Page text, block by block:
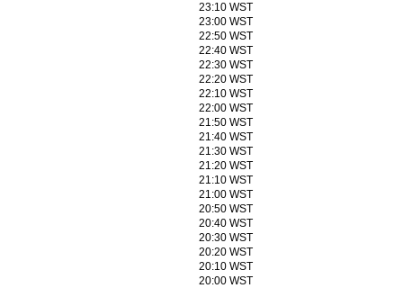
23:10 WST
23:00 WST
22:50 WST
22:40 WST
22:30 WST
22:20 WST
22:10 WST
22:00 WST
21:50 WST
21:40 WST
21:30 WST
21:20 WST
21:10 WST
21:00 WST
20:50 WST
20:40 WST
20:30 WST
20:20 WST
20:10 WST
20:00 WST